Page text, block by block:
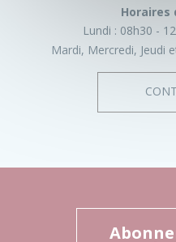
Horaires
Lundi : 08h30 -
Mardi, Mercredi, Jeudi